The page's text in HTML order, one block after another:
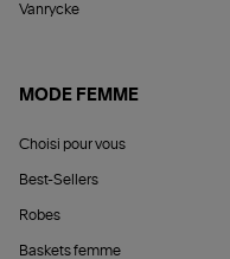
Vanrycke
MODE FEMME
Choisi pour vous
Best-Sellers
Robes
Baskets femme